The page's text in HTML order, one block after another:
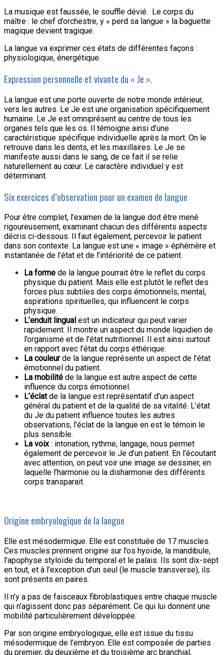
La musique est faussée, le souffle dévié. Le corps du
maître : le chef d’orchestre, y « perd sa langue » la baguette
magique devient tragique.
La langue va exprimer ces états de différentes façons :
physiologique, énergétique.
Expression personnelle et vivante du « Je ».
La langue est une porte ouverte de notre monde intérieur,
vers les autres. Le Je est une organisation spécifiquement
humaine. Le Je est omniprésent au centre de tous les
organes tels que les os. Il témoigne ainsi d’une
caractéristique spécifique individuelle après la mort. On le
retrouve dans les dents, et les maxillaires. Le Je se
manifeste aussi dans le sang, de ce fait il se relie
naturellement au cœur. Le caractère individuel y est
déterminant.
Six exercices d’observation pour un examen de langue
Pour être complet, l’examen de la langue doit être mené
rigoureusement, examinant chacun des différents aspects
décris ci-dessous. Il faut également, percevoir le patient
dans son contexte. La langue est une « image » éphémère et
instantanée de l’état et de l’intériorité de ce patient.
La forme de la langue pourrait être le reflet du corps
physique du patient. Mais elle est plutôt le reflet des
forces plus subtiles des corps émotionnels, mental,
aspirations spirituelles, qui influencent le corps
physique.
L’enduit lingual est un indicateur qui peut varier
rapidement. Il montre un aspect du monde liquidien de
l’organisme et de l’état nutritionnel. Il est ainsi surtout
en rapport avec l’état du corps éthérique.
La couleurde la langue représente un aspect de l’état
émotionnel du patient.
La mobilité de la langue est autre aspect de cette
influence du corps émotionnel.
L’éclatde la langue est représentatif d’un aspect
général du patient et de la qualité de sa vitalité. L’état
du Je du patient influence toutes les autres
observations, l’éclat de la langue en est le témoin le
plus sensible.
La voix: intonation, rythme, langage, nous permet
également de percevoir le Je d’un patient. En l’écoutant
avec attention, on peut voir une image se dessiner, en
laquelle l’harmonie ou la disharmonie des différents
corps transparait.
Origine embryologique de la langue
Elle est mésodermique. Elle est constituée de 17 muscles.
Ces muscles prennent origine sur l’os hyoïde, la mandibule,
l’apophyse styloïde du temporal et le palais. Ils sont dix-sept
en tout, et à l’exception d’un seul (le muscle transverse), ils
sont présents en paires.
Il n’y a pas de faisceaux fibroblastiques entre chaque muscle
qui n’agissent donc pas séparément. Ce qui lui donnent une
mobilité particulièrement développée.
Par son origine embryologique, elle est issue du tissu
mésodermique de l’embryon. Elle est composée de parties
du premier, du deuxième et du troisième arc branchial,